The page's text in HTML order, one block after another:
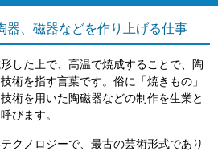
器、磁器などを作り上げる仕事
した上で、高温で焼成することで、陶
術を指す言葉です。俗に「焼きもの」
術を用いた陶磁器などの制作を生業と
びます。
クノロジーで、最古の芸術形式であり